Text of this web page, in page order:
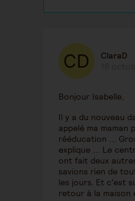
ClaraD
Bonjour Isabelle,
Il y a du nouveau
appelé ma
rééducation ...
explique ... Le
ont fait deux
savions rien de
les jours. Et c'est
retour à la maison